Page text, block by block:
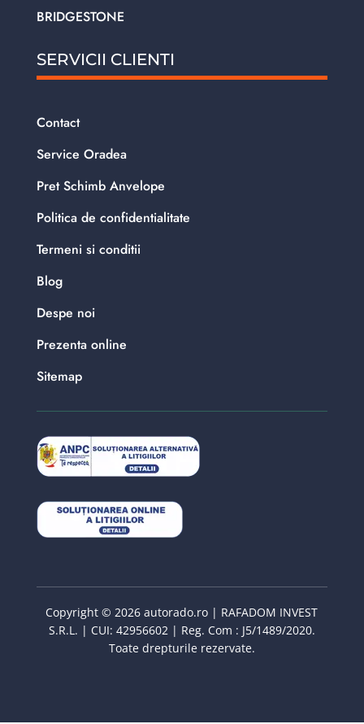
BRIDGESTONE
SERVICII CLIENTI
Contact
Service Oradea
Pret Schimb Anvelope
Politica de confidentialitate
Termeni si conditii
Blog
Despe noi
Prezenta online
Sitemap
Copyright © 2026 autorado.ro | RAFADOM INVEST
S.R.L. | CUI: 42956602 | Reg. Com : J5/1489/2020.
Toate drepturile rezervate.